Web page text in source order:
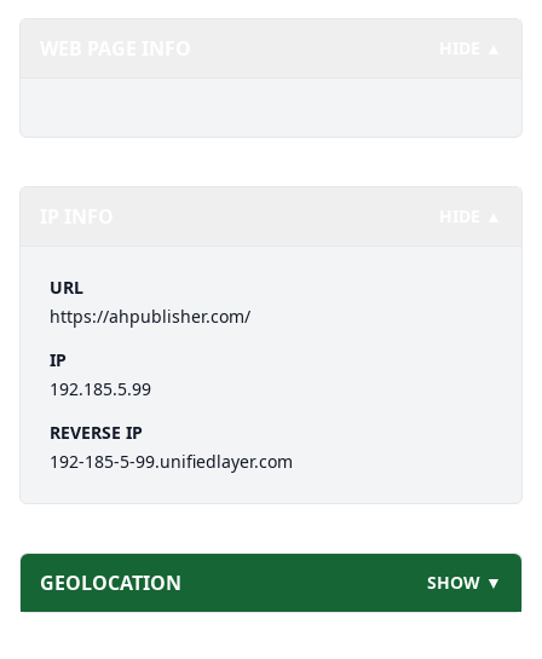
URL
https://ahpublisher.com/
IP
192.185.5.99
REVERSE IP
192-185-5-99.unifiedlayer.com
GEOLOCATION SHOW ▼